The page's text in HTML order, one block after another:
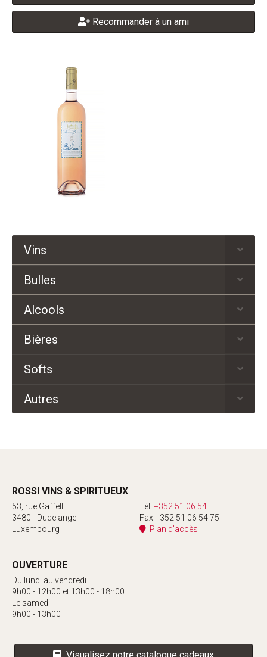
Recommander à un ami
Vins
Bulles
Alcools
Bières
Softs
Autres
ROSSI VINS & SPIRITUEUX
53, rue Gaffelt
3480 - Dudelange
Luxembourg
Tél. +352 51 06 54
Fax +352 51 06 54 75
Plan d'accès
OUVERTURE
Du lundi au vendredi
9h00 - 12h00 et 13h00 - 18h00
Le samedi
9h00 - 13h00